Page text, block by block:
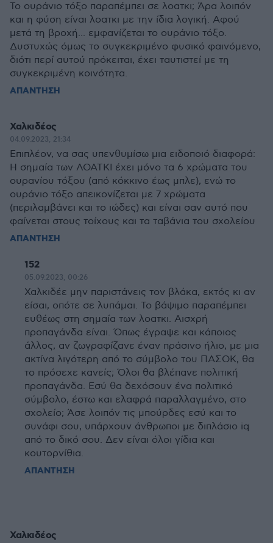
Το ουράνιο τόξο παραπέμπει σε λοατκι; Άρα λοιπόν
και η φύση είναι λοατκι με την ίδια λογική. Αφού
μετά τη βροχή... εμφανίζεται το ουράνιο τόξο.
Δυστυχώς όμως το συγκεκριμένο φυσικό φαινόμενο,
διότι περί αυτού πρόκειται, έχει ταυτιστεί με τη
συγκεκριμένη κοινότητα.
ΑΠΑΝΤΗΣΗ
Χαλκιδέος
04.09.2023, 21:34
Επιπλέον, να σας υπενθυμίσω μια ειδοποιό διαφορά:
Η σημαία των ΛΟΑΤΚΙ έχει μόνο τα 6 χρώματα του
ουρανίου τόξου (από κόκκινο έως μπλε), ενώ το
ουράνιο τόξο απεικονίζεται με 7 χρώματα
(περιλαμβάνει και το ιώδες) και είναι σαν αυτό που
φαίνεται στους τοίχους και τα ταβάνια του σχολείου
ΑΠΑΝΤΗΣΗ
152
05.09.2023, 00:26
Χαλκιδέε μην παριστάνεις τον βλάκα, εκτός κι αν
είσαι, οπότε σε λυπάμαι. Το βάψιμο παραπέμπει
ευθέως στη σημαία των λοατκι. Αισχρή
προπαγάνδα είναι. Όπως έγραψε και κάποιος
άλλος, αν ζωγραφίζανε έναν πράσινο ήλιο, με μια
ακτίνα λιγότερη από το σύμβολο του ΠΑΣΟΚ, θα
το πρόσεχε κανείς; Όλοι θα βλέπανε πολιτική
προπαγάνδα. Εσύ θα δεχόσουν ένα πολιτικό
σύμβολο, έστω και ελαφρά παραλλαγμένο, στο
σχολείο; Άσε λοιπόν τις μπούρδες εσύ και το
συνάφι σου, υπάρχουν άνθρωποι με διπλάσιο iq
από το δικό σου. Δεν είναι όλοι γίδια και
κουτορνίθια.
ΑΠΑΝΤΗΣΗ
Χαλκιδέος